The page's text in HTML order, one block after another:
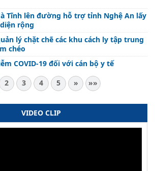
Tĩnh lên đường hỗ trợ tỉnh Nghệ An lấy
rộng
lý chặt chẽ các khu cách ly tập trung
chéo
COVID-19 đối với cán bộ y tế
2 3 4 5 » »»
VIDEO CLIP